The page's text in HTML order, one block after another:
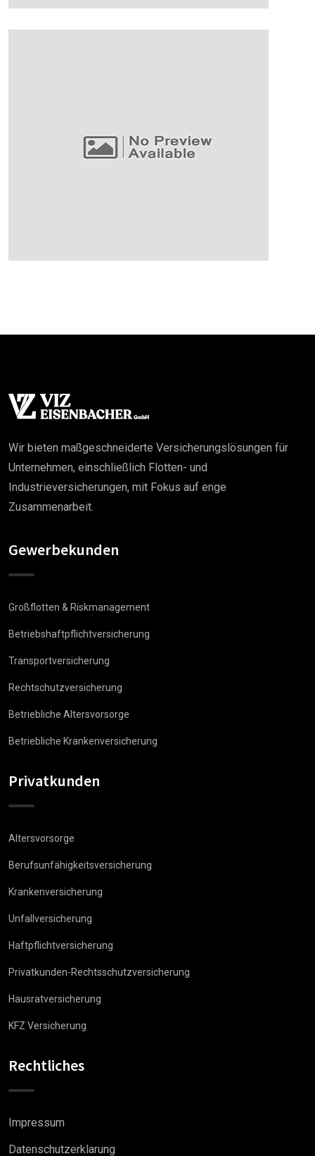
Wir bieten maßgeschneiderte Versicherungslösungen für
Unternehmen, einschließlich Flotten- und
Industrieversicherungen, mit Fokus auf enge
Zusammenarbeit.
Gewerbekunden
Großflotten & Riskmanagement
Betriebshaftpflichtversicherung
Transportversicherung
Rechtschutzversicherung
Betriebliche Altersvorsorge
Betriebliche Krankenversicherung
Privatkunden
Altersvorsorge
Berufsunfähigkeitsversicherung
Krankenversicherung
Unfallversicherung
Haftpflichtversicherung
Privatkunden-Rechtsschutzversicherung
Hausratversicherung
KFZ Versicherung
Rechtliches
Impressum
Datenschutzerklarung